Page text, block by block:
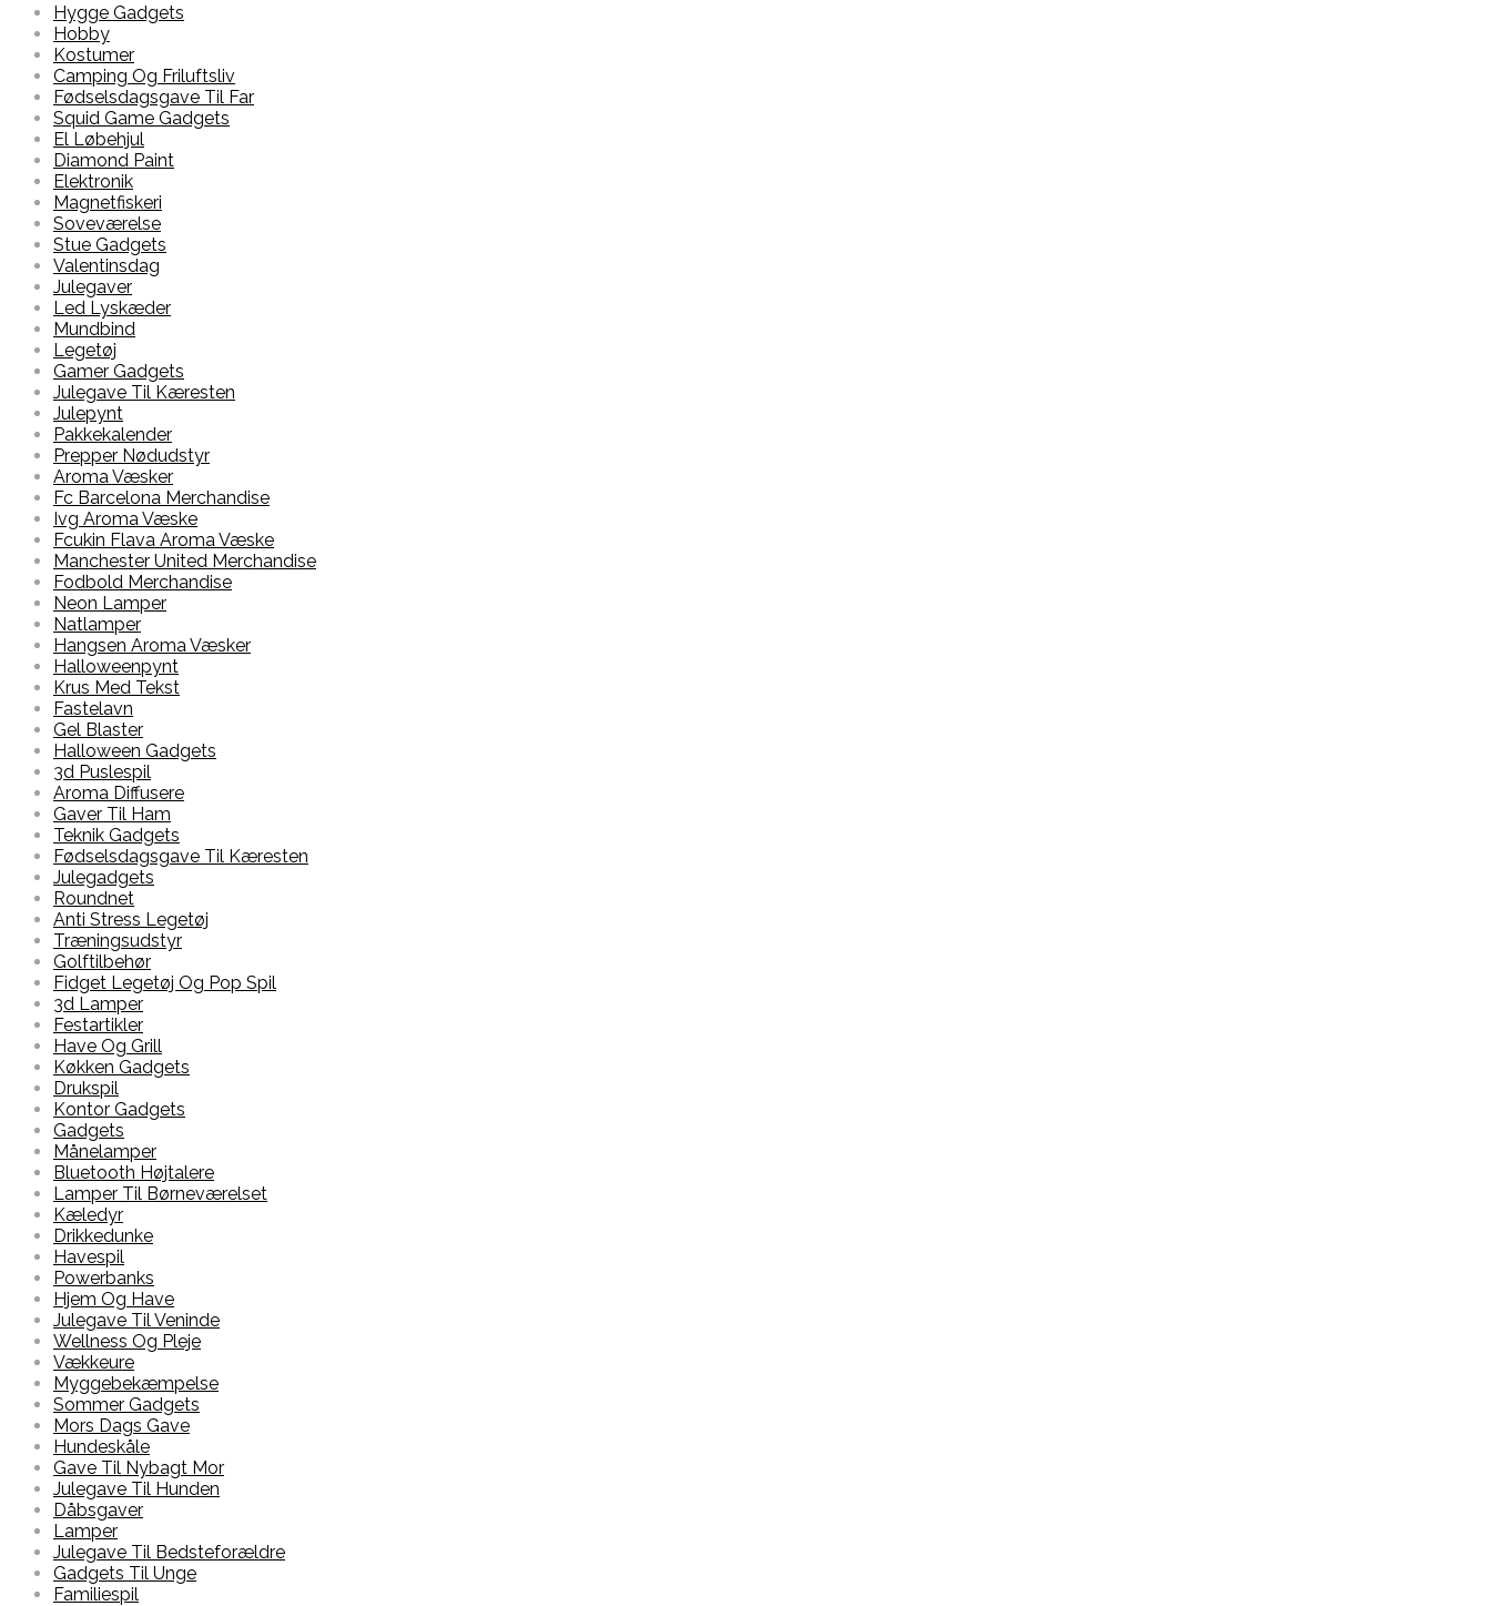
Hygge Gadgets
Hobby
Kostumer
Camping Og Friluftsliv
Fødselsdagsgave Til Far
Squid Game Gadgets
El Løbehjul
Diamond Paint
Elektronik
Magnetfiskeri
Soveværelse
Stue Gadgets
Valentinsdag
Julegaver
Led Lyskæder
Mundbind
Legetøj
Gamer Gadgets
Julegave Til Kæresten
Julepynt
Pakkekalender
Prepper Nødudstyr
Aroma Væsker
Fc Barcelona Merchandise
Ivg Aroma Væske
Fcukin Flava Aroma Væske
Manchester United Merchandise
Fodbold Merchandise
Neon Lamper
Natlamper
Hangsen Aroma Væsker
Halloweenpynt
Krus Med Tekst
Fastelavn
Gel Blaster
Halloween Gadgets
3d Puslespil
Aroma Diffusere
Gaver Til Ham
Teknik Gadgets
Fødselsdagsgave Til Kæresten
Julegadgets
Roundnet
Anti Stress Legetøj
Træningsudstyr
Golftilbehør
Fidget Legetøj Og Pop Spil
3d Lamper
Festartikler
Have Og Grill
Køkken Gadgets
Drukspil
Kontor Gadgets
Gadgets
Månelamper
Bluetooth Højtalere
Lamper Til Børneværelset
Kæledyr
Drikkedunke
Havespil
Powerbanks
Hjem Og Have
Julegave Til Veninde
Wellness Og Pleje
Vækkeure
Myggebekæmpelse
Sommer Gadgets
Mors Dags Gave
Hundeskåle
Gave Til Nybagt Mor
Julegave Til Hunden
Dåbsgaver
Lamper
Julegave Til Bedsteforældre
Gadgets Til Unge
Familiespil